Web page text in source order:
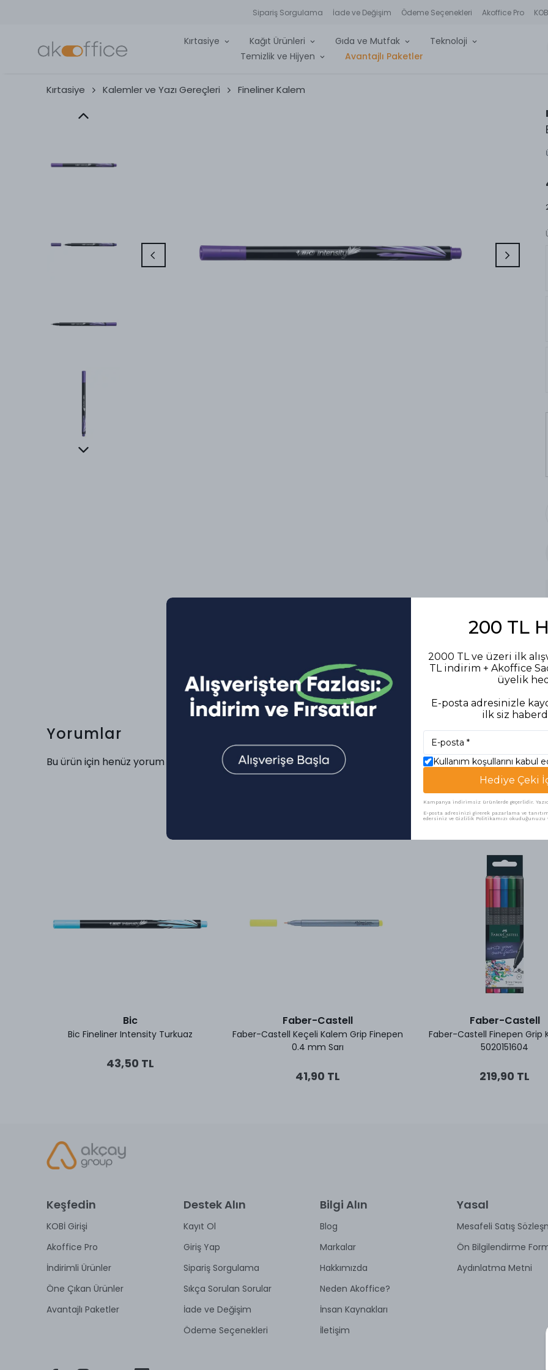
Sipariş Sorgulama İade ve Değişim Ödeme Seçenekleri Akoffice Pro
Kırtasiye Kağıt Ürünleri Gıda ve Mutfak
Teknoloji
Temizlik ve Hijyen
Avantajlı Paketler
Kırtasiye Kalemler ve Yazı Gereçleri Fineliner Kalem
Yorumlar
Bu ürün için henüz yorum yapılmamış.
Benzer Ürünler
Bic
Bic Fineliner Intensity Turkuaz
43,50 TL
Faber-Castell
Faber-Castell Keçeli Kalem Grip Finepen
0.4 mm Sarı
41,90 TL
Faber-Castell
Faber-Castell Finepen Grip
5020151604
219,90 TL
Keşfedin
KOBİ Girişi
Akoffice Pro
İndirimli Ürünler
Öne Çıkan Ürünler
Avantajlı Paketler
Destek Alın
Kayıt Ol
Giriş Yap
Sipariş Sorgulama
Sıkça Sorulan Sorular
İade ve Değişim
Ödeme Seçenekleri
Bilgi Alın
Blog
Markalar
Hakkımızda
Neden Akoffice?
İnsan Kaynakları
İletişim
Yasal
Mesafeli Satış
Ön Bilgilendirme
Aydınlatma Metni
200 TL
2000 TL ve üzeri ilk
TL indirim + Akoffice
üyelik
E-posta adresinizle
ilk siz
Kullanım koşullarını kabul
Hediye Çeki
Kampanya indirimsiz ürünlerde geçerlidir.
E-posta adresinizi girerek pazarlama ve
edersiniz ve Gizlilik Politikamızı okuduğunuzu